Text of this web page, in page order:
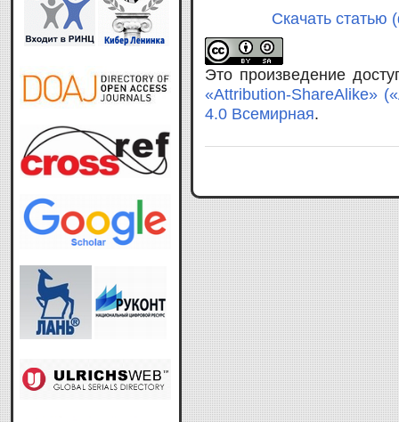
Скачать
Это произведение
«Attribution-ShareAlike»
4.0 Всемирная.